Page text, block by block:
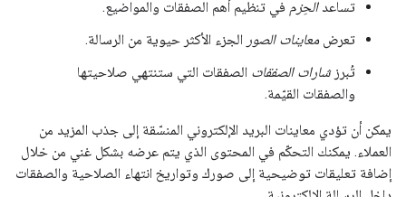
تساعدالحِزم في تنظيم أهم الصفقات والمواضيع.
تعرض معاينات الصور الجزء الأكثر حيوية من الرسالة.
تُبرزشارات الصفقات الصفقات التي ستنتهي صلاحيتها
والصفقات القيّمة.
يمكن أن تؤدي معاينات البريد الإلكتروني المنسّقة إلى جذب المزيد من
العملاء. يمكنك التحكّم في المحتوى الذي يتم عرضه بشكل غني من خلال
إضافة تعليقات توضيحية إلى صورك وتواريخ انتهاء الصلاحية والصفقات